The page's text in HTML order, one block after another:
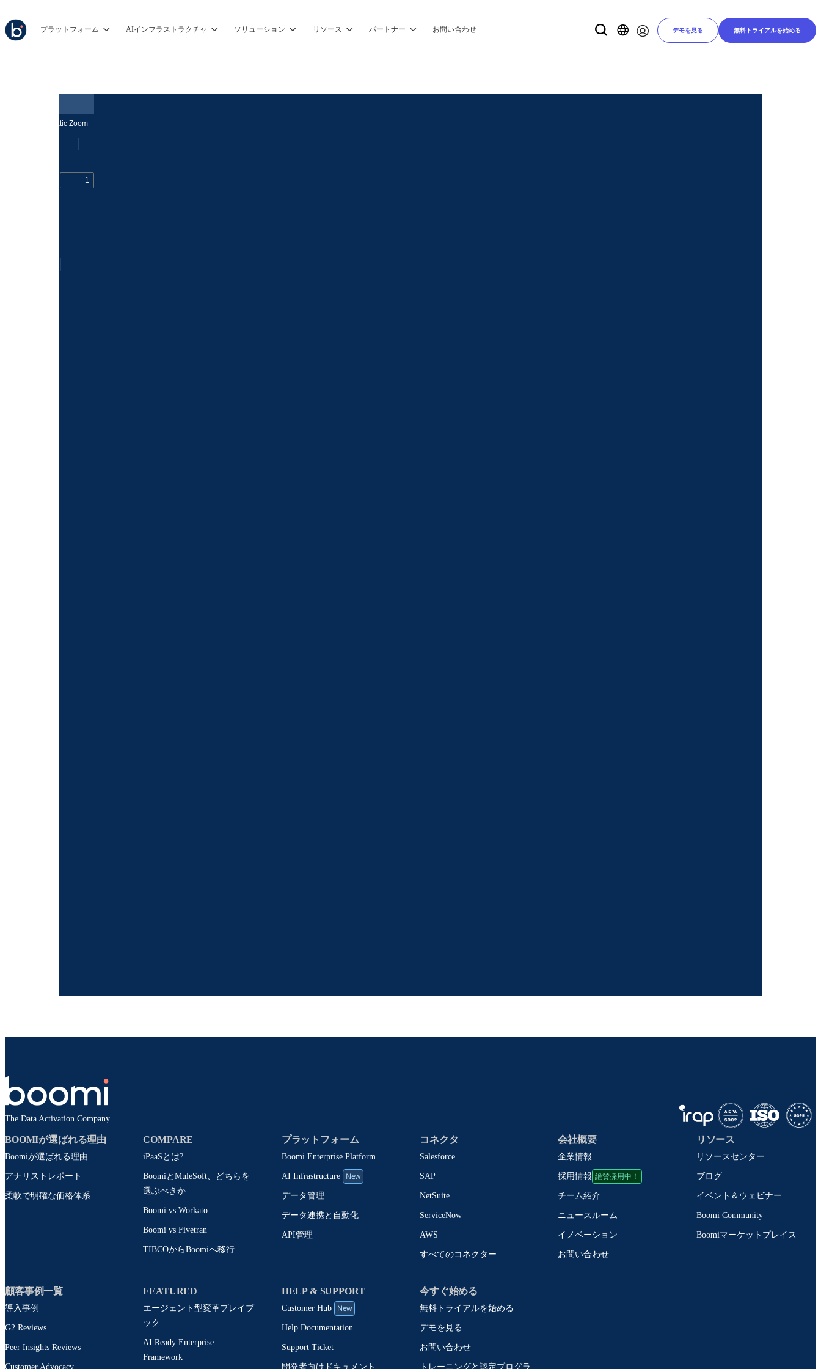
プラットフォーム AIインフラストラクチャ ソリューション リソース パートナー お問い合わせ デモを見る 無料トライアルを始める
The Data Activation Company.
BOOMIが選ばれる理由
Boomiが選ばれる理由
アナリストレポート
柔軟で明確な価格体系
COMPARE
iPaaSとは?
BoomiとMuleSoft、どちらを
選ぶべきか
Boomi vs Workato
Boomi vs Fivetran
TIBCOからBoomiへ移行
プラットフォーム
Boomi Enterprise Platform
AI Infrastructure New
データ管理
データ連携と自動化
API管理
コネクタ
Salesforce
SAP
NetSuite
ServiceNow
AWS
すべてのコネクター
会社概要
企業情報
採用情報 絶賛採用中！
チーム紹介
ニュースルーム
イノベーション
お問い合わせ
リソース
リソースセンター
ブログ
イベント＆ウェビナー
Boomi Community
Boomiマーケットプレイス
顧客事例一覧
導入事例
G2 Reviews
Peer Insights Reviews
Customer Advocacy
FEATURED
エージェント型変革プレイブ
ック
AI Ready Enterprise
Framework
HELP & SUPPORT
Customer Hub New
Help Documentation
Support Ticket
開発者向けドキュメント
今すぐ始める
無料トライアルを始める
デモを見る
お問い合わせ
トレーニングと認定プログラ